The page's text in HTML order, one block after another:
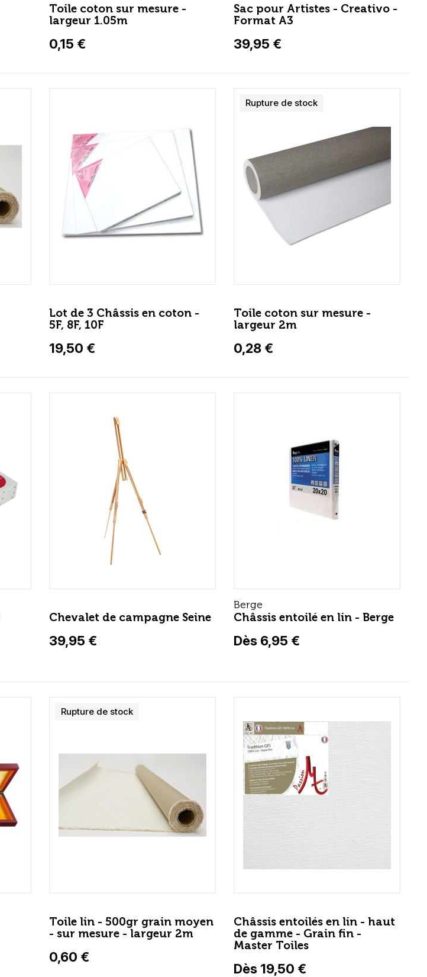
Toile coton sur mesure -
largeur 1.05m
0,15 €
Sac pour Artistes - Creativo -
Format A3
39,95 €
Lot de 3 Châssis en coton -
5F, 8F, 10F
19,50 €
Toile coton sur mesure -
largeur 2m
0,28 €
Rupture de stock
Chevalet de campagne Seine
39,95 €
Berge
Châssis entoilé en lin - Berge
Dès 6,95 €
Toile lin - 500gr grain moyen
- sur mesure - largeur 2m
0,60 €
Rupture de stock
Châssis entoilés en lin - haut
de gamme - Grain fin -
Master Toiles
Dès 19,50 €